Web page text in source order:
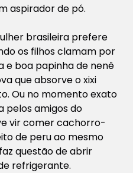
aspirador de pó.
brasileira prefere
os filhos clamam por
e boa papinha de nenê
que absorve o xixi
Ou no momento exato
pelos amigos do
vir comer cachorro-
de peru ao mesmo
questão de abrir
refrigerante.